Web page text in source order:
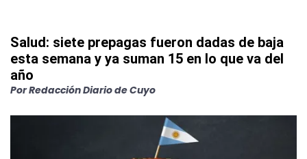
Salud: siete prepagas fueron dadas de baja
esta semana y ya suman 15 en lo que va del
año
PorRedacción Diario de Cuyo